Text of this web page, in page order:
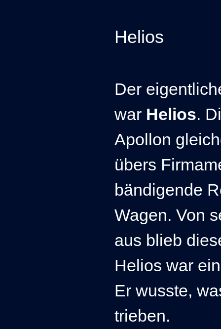
Helios
Der
war Helios.
Apollon
übers
bändigende
Wagen. Von
aus blieb
Helios war
Er wusste,
trieben.